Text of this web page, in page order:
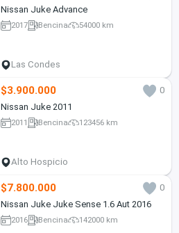
Nissan Juke Advance
2017 Bencina 54000 km
Las Condes
$3.900.000
0
Nissan Juke 2011
2011 Bencina 123456 km
Alto Hospicio
$7.800.000
0
Nissan Juke Juke Sense 1.6 Aut 2016
2016 Bencina 142000 km